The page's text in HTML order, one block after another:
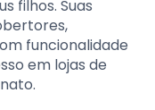
filhos. Suas
funcionalidade
em lojas de